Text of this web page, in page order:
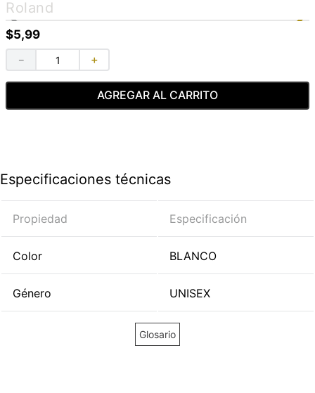
Roland
$5,99
＋
－
AGREGAR AL CARRITO
Especificaciones técnicas
Propiedad Especificación
Color BLANCO
Género UNISEX
Glosario